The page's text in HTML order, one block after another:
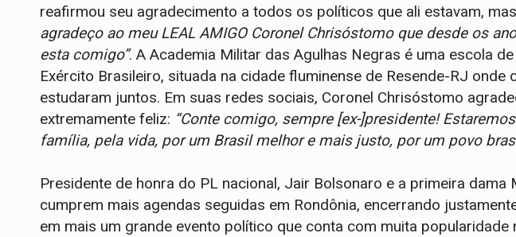
reafirmou seu agradecimento a todos os políticos que ali estavam,
agradeço ao meu LEAL AMIGO Coronel Chrisóstomo que desde os
esta comigo”. A Academia Militar das Agulhas Negras é uma escola
Exército Brasileiro, situada na cidade fluminense de Resende-RJ onde
estudaram juntos. Em suas redes sociais, Coronel Chrisóstomo
extremamente feliz: “Conte comigo, sempre [ex-]presidente!
família, pela vida, por um Brasil melhor e mais justo, por um povo
Presidente de honra do PL nacional, Jair Bolsonaro e a primeira dama
cumprem mais agendas seguidas em Rondônia, encerrando
em mais um grande evento político que conta com muita popularidade